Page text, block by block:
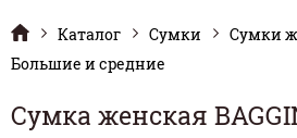
Каталог Сумки
Сумки
Большие и средние
Сумка женская